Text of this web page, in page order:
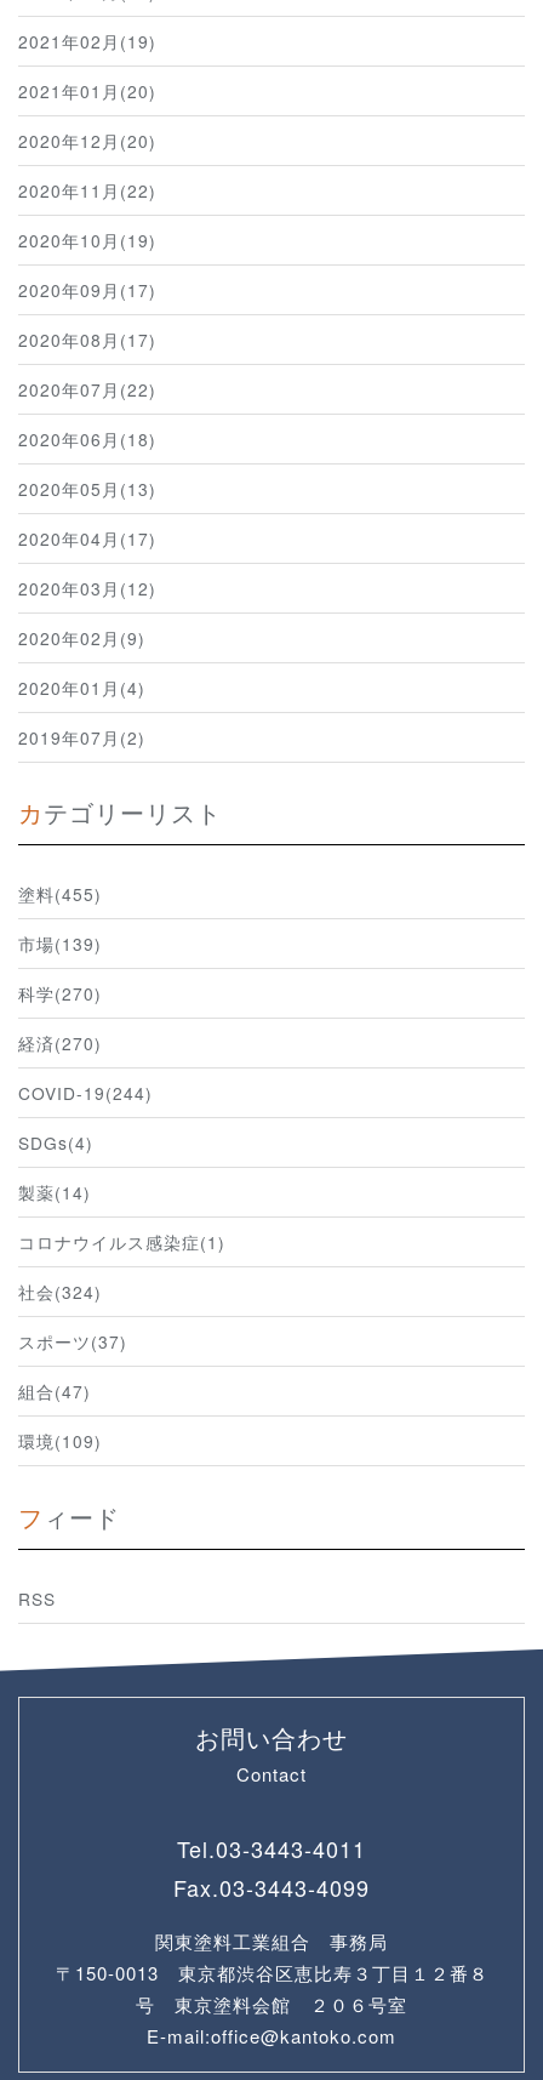
2021年02月(19)
2021年01月(20)
2020年12月(20)
2020年11月(22)
2020年10月(19)
2020年09月(17)
2020年08月(17)
2020年07月(22)
2020年06月(18)
2020年05月(13)
2020年04月(17)
2020年03月(12)
2020年02月(9)
2020年01月(4)
2019年07月(2)
カテゴリーリスト
塗料(455)
市場(139)
科学(270)
経済(270)
COVID-19(244)
SDGs(4)
製薬(14)
コロナウイルス感染症(1)
社会(324)
スポーツ(37)
組合(47)
環境(109)
フィード
RSS
お問い合わせ
Contact
Tel.03-3443-4011
Fax.03-3443-4099
関東塗料工業組合 事務局
〒150-0013 東京都渋谷区恵比寿３丁目１２番８
号 東京塗料会館 ２０６号室
E-mail:office@kantoko.com